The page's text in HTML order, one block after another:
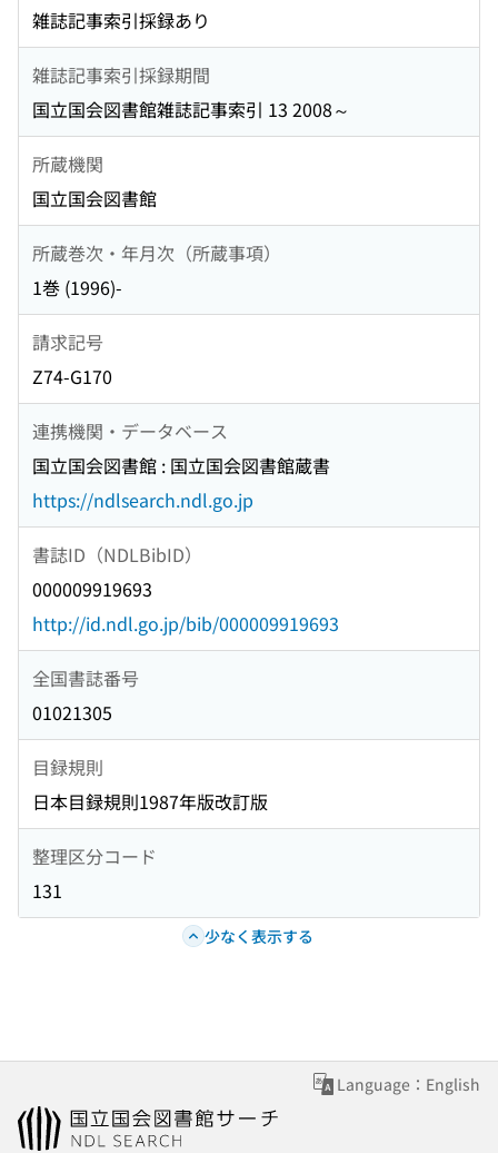
雑誌記事索引採録あり
雑誌記事索引採録期間
国立国会図書館雑誌記事索引 13 2008～
所蔵機関
国立国会図書館
所蔵巻次・年月次（所蔵事項）
1巻 (1996)-
請求記号
Z74-G170
連携機関・データベース
国立国会図書館 : 国立国会図書館蔵書
https://ndlsearch.ndl.go.jp
書誌ID（NDLBibID）
000009919693
http://id.ndl.go.jp/bib/000009919693
全国書誌番号
01021305
目録規則
日本目録規則1987年版改訂版
整理区分コード
131
少なく表示する
Language：English